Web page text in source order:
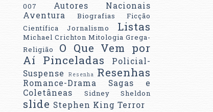
007
Autores Nacionais
Aventura
Biografias
Ficção
Científica
Jornalismo Listas
Michael Crichton Mitologia Grega-
Religião
O Que Vem por
Aí Pinceladas
Policial-
Suspense
Resenha Resenhas
Romance-Drama
Sagas e
Coletâneas
Sidney Sheldon
slide Stephen King Terror